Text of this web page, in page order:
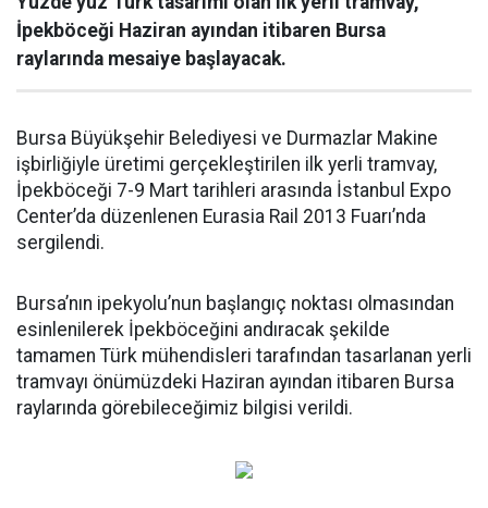
İpekböceği Haziran ayından itibaren Bursa
raylarında mesaiye başlayacak.
Bursa Büyükşehir Belediyesi ve Durmazlar Makine
işbirliğiyle üretimi gerçekleştirilen ilk yerli tramvay,
İpekböceği 7-9 Mart tarihleri arasında İstanbul Expo
Center’da düzenlenen Eurasia Rail 2013 Fuarı’nda
sergilendi.
Bursa’nın ipekyolu’nun başlangıç noktası olmasından
esinlenilerek İpekböceğini andıracak şekilde
tamamen Türk mühendisleri tarafından tasarlanan yerli
tramvayı önümüzdeki Haziran ayından itibaren Bursa
raylarında görebileceğimiz bilgisi verildi.